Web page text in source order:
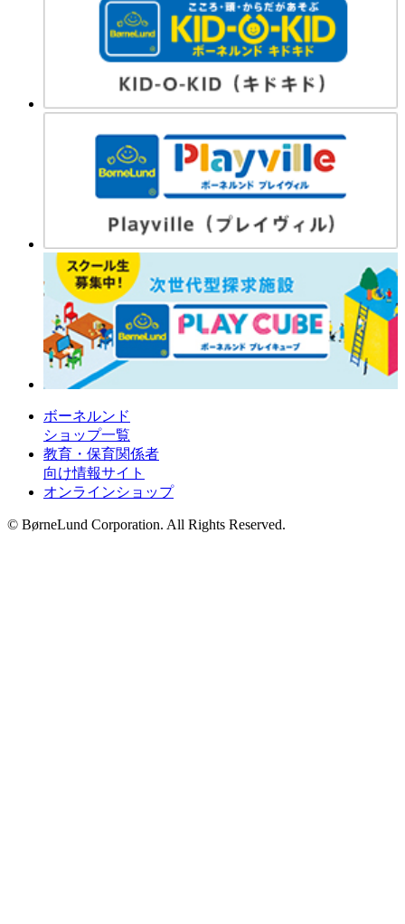
ボーネルンド
ショップ一覧
教育・保育関係者
向け情報サイト
オンラインショップ
© BørneLund Corporation. All Rights Reserved.